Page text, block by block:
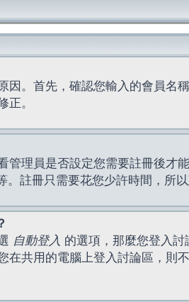
因。首先，確認您輸入的會員名
正。
管理員是否設定您需要註冊後才
。註冊只需要花您少許時間，所以
自動登入 的選項，那麼您登入
在共用的電腦上登入討論區，則